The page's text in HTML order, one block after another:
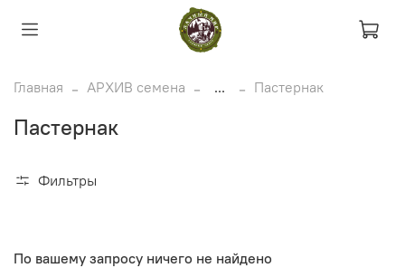
Главная АРХИВ семена ... Пастернак
Пастернак
Фильтры
По вашему запросу ничего не найдено